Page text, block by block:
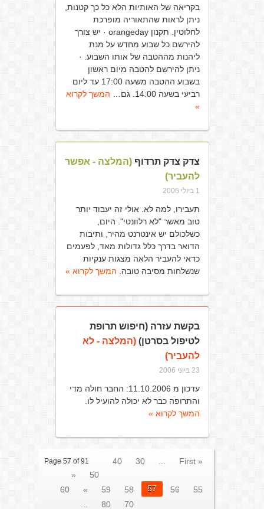
בקריאה של האותיות הלא כל כך קטנות,
ניתן לראות שהתאוריה מופרכת
לחלוטין. תקנון orangeday · יש צורך
להירשם כל שבוע מחדש על מנת
ליהנות מההטבה של אותו השבוע. ·
ניתן להירשם להטבה מיום ראשון
בשבוע ההטבה משעה 17:00 עד ליום
רביעי בשעה 14:00. גם…
המשך לקרוא
»
צדק צדק תרדוף(המלצה - אפשר
להעביר)
1 ביולי 2006
תעבירו, למה לא. אולי זה יעבוד יותר
טוב מאשר "לא רלוונטי". היום,
כשלכולם יש אינטרנט מהיר, ותיבות
הדואר בדרך כלל גדולות מאד, לפעמים
כדאי להעביר הלאה מצגות ענקיות
שנשלחות מסיבה טובה. המשך לקרוא »
בקשת עזרה (חיפוש תרופת
לטיפול בסרטן)(המלצה - לא
להעביר)
23 ביוני 2006
עדכון מ 11.10.2006: החבר חולה מדי
והתרופה כבר לא יכולה להועיל לו.
המשך לקרוא »
Page 57 of 91 « First
30
40
50
«
55
56
57
58
59
»
60
70
80